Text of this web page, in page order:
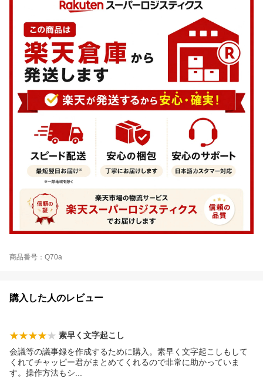
商品番号：Q70a
購入した人のレビュー
素早く文字起こし
会議等の議事録を作成するために購入。素早く文字起こしもして
くれてチャッピー君がまとめてくれるので非常に助かっていま
す。操作方法もシ